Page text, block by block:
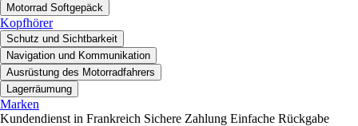
Motorrad Softgepäck
Kopfhörer
Schutz und Sichtbarkeit
Navigation und Kommunikation
Ausrüstung des Motorradfahrers
Lagerräumung
Marken
Kundendienst in Frankreich Sichere Zahlung Einfache Rückgabe